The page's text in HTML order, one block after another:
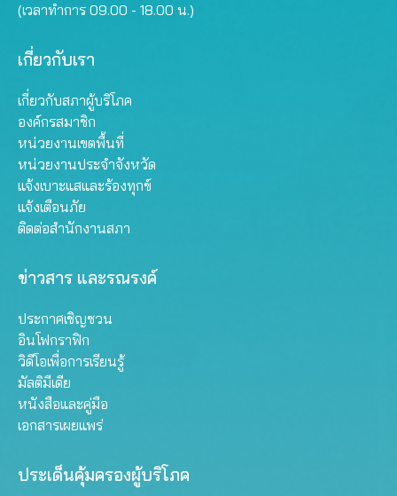
(เวลาทำการ 09.00 - 18.00 น.)
เกี่ยวกับเรา
เกี่ยวกับสภาผู้บริโภค
องค์กรสมาชิก
หน่วยงานเขตพื้นที่
หน่วยงานประจำจังหวัด
แจ้งเบาะแสและร้องทุกข์
แจ้งเตือนภัย
ติดต่อสำนักงานสภา
ข่าวสาร และรณรงค์
ประกาศเชิญชวน
อินโฟกราฟิก
วิดีโอเพื่อการเรียนรู้
มัลติมีเดีย
หนังสือและคู่มือ
เอกสารเผยแพร่
ประเด็นคุ้มครองผู้บริโภค